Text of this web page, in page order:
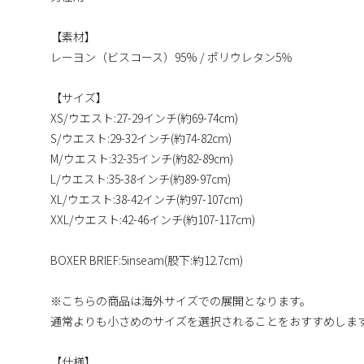
【素材】
レーヨン（ビスコース）95% / ポリウレタン5％
【サイズ】
XS/ウエスト:27-29インチ(約69-74cm)
S/ウエスト:29-32インチ(約74-82cm)
M/ウエスト:32-35インチ(約82-89cm)
L/ウエスト:35-38インチ(約89-97cm)
XL/ウエスト:38-42インチ(約97-107cm)
XXL/ウエスト:42-46インチ(約107-117cm)
BOXER BRIEF:5inseam(股下:約12.7cm)
※こちらの商品は海外サイズでの展開となります。
通常よりも小さめのサイズを選択されることをおすすめしま